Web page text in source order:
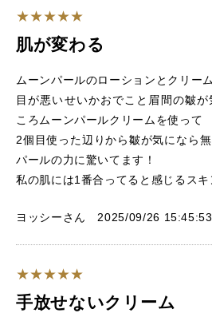
肌が変わる
ムーンパールのローションとクリー
目が悪いせいかおでこと眉間の皺
ころムーンパールクリームを使って
2個目使った辺りから皺が気になら
パールの力に驚いてます！
私の肌には1番合ってると感じるスキ
ヨッシーさん 2025/09/26 15:45:53
手放せないクリーム